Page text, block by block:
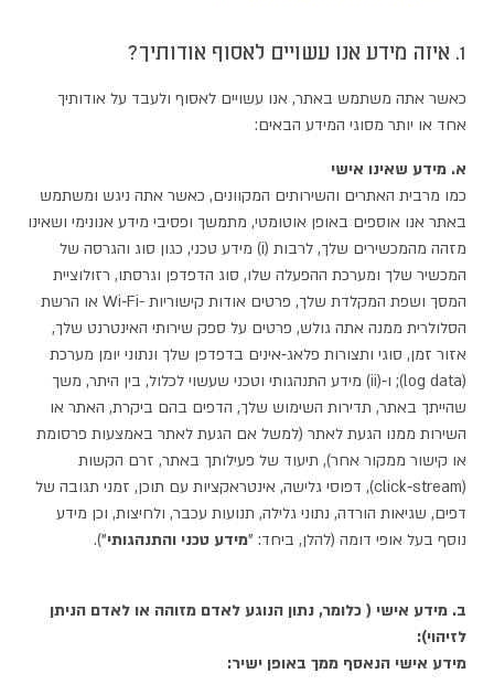
1. איזה מידע אנו עשויים לאסוף אודותיך?
כאשר אתה משתמש באתר, אנו עשויים לאסוף ולעבד על אודותיך
אחד או יותר מסוגי המידע הבאים:
א. מידע שאינו אישי
כמו מרבית האתרים והשירותים המקוונים, כאשר אתה ניגש ומשתמש
באתר אנו אוספים באופן אוטומטי, מתמשך ופסיבי מידע אנונימי ושאינו
מזהה מהמכשירים שלך, לרבות (i) מידע טכני, כגון סוג והגרסה של
המכשיר שלך ומערכת ההפעלה שלו, סוג הדפדפן וגרסתו, רזולוציית
המסך ושפת המקלדת שלך, פרטים אודות קישוריות -Wi‑Fi או הרשת
הסלולרית ממנה אתה גולש, פרטים על ספק שירותי האינטרנט שלך,
אזור זמן, סוגי ותצורות פלאג‑אינים בדפדפן שלך ונתוני יומן מערכת
(log data); ו‑(ii) מידע התנהגותי וטכני שעשוי לכלול, בין היתר, משך
שהייתך באתר, תדירות השימוש שלך, הדפים בהם ביקרת, האתר או
השירות ממנו הגעת לאתר (למשל אם הגעת לאתר באמצעות פרסומת
או קישור ממקור אחר), תיעוד של פעילותך באתר, זרם הקשות
(click‑stream), דפוסי גלישה, אינטראקציות עם תוכן, זמני תגובה של
דפים, שגיאות הורדה, נתוני גלילה, תנועות עכבר, ולחיצות, וכן מידע
נוסף בעל אופי דומה (להלן, ביחד: "מידע טכני והתנהגותי").
ב. מידע אישי ( כלומר, נתון הנוגע לאדם מזוהה או לאדם הניתן
לזיהוי):
מידע אישי הנאסף ממך באופן ישיר: